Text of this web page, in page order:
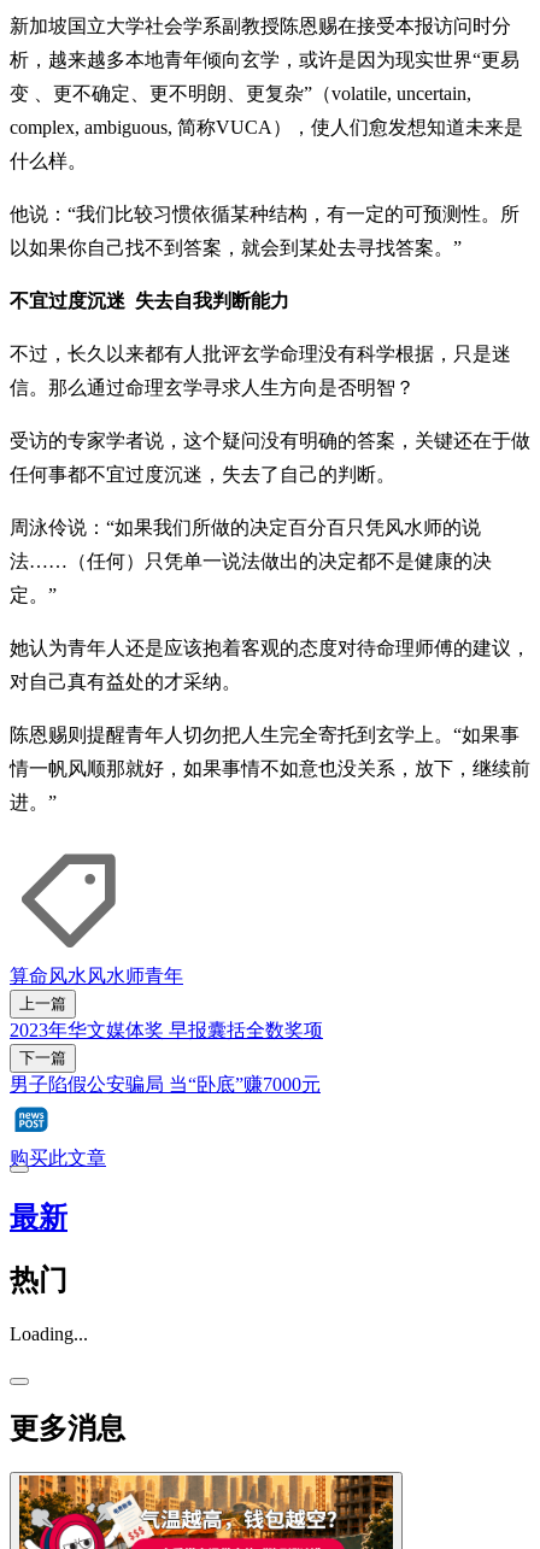
新加坡国立大学社会学系副教授陈恩赐在接受本报访问时分
析，越来越多本地青年倾向玄学，或许是因为现实世界“更易
变 、更不确定、更不明朗、更复杂”（volatile, uncertain,
complex, ambiguous, 简称VUCA），使人们愈发想知道未来是
什么样。
他说：“我们比较习惯依循某种结构，有一定的可预测性。所
以如果你自己找不到答案，就会到某处去寻找答案。”
不宜过度沉迷 失去自我判断能力
不过，长久以来都有人批评玄学命理没有科学根据，只是迷
信。那么通过命理玄学寻求人生方向是否明智？
受访的专家学者说，这个疑问没有明确的答案，关键还在于做
任何事都不宜过度沉迷，失去了自己的判断。
周泳伶说：“如果我们所做的决定百分百只凭风水师的说
法……（任何）只凭单一说法做出的决定都不是健康的决
定。”
她认为青年人还是应该抱着客观的态度对待命理师傅的建议，
对自己真有益处的才采纳。
陈恩赐则提醒青年人切勿把人生完全寄托到玄学上。“如果事
情一帆风顺那就好，如果事情不如意也没关系，放下，继续前
进。”
算命风水风水师青年
上一篇
2023年华文媒体奖 早报囊括全数奖项
下一篇
男子陷假公安骗局 当“卧底”赚7000元
购买此文章
最新
热门
Loading...
更多消息